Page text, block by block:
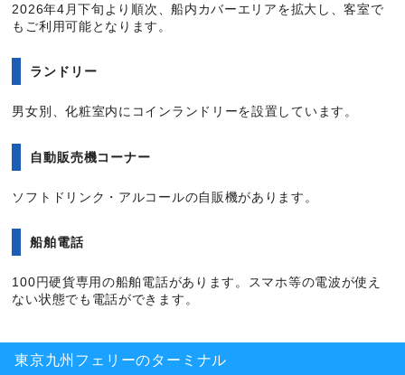
2026年4月下旬より順次、船内カバーエリアを拡大し、客室で
もご利用可能となります。
ランドリー
男女別、化粧室内にコインランドリーを設置しています。
自動販売機コーナー
ソフトドリンク・アルコールの自販機があります。
船舶電話
100円硬貨専用の船舶電話があります。スマホ等の電波が使え
ない状態でも電話ができます。
東京九州フェリーのターミナル